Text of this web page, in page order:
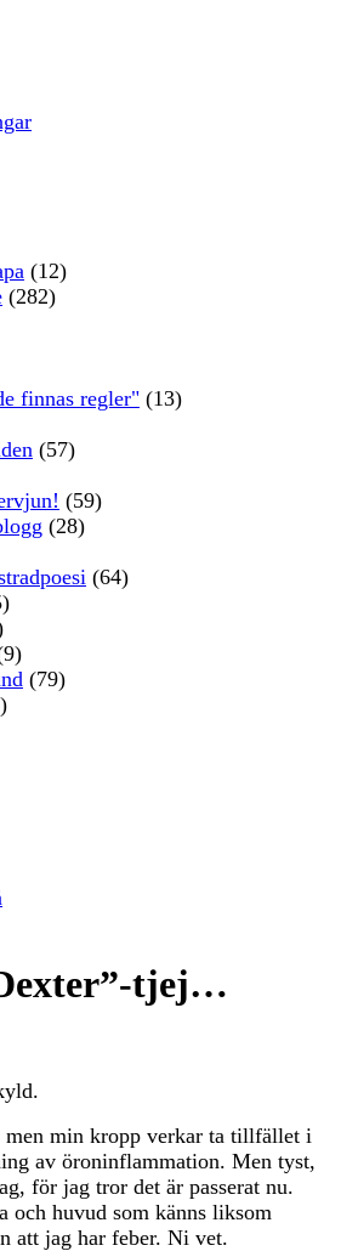
(12)
(282)
finnas regler" (13)
(57)
(59)
(28)
(64)
(79)
tjej…
min kropp verkar ta tillfället i
av öroninflammation. Men tyst,
för jag tror det är passerat nu.
och huvud som känns liksom
att jag har feber. Ni vet.